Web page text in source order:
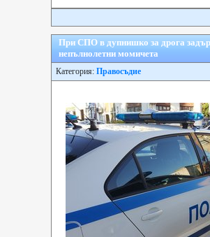
При СПО в дупнишко за дрога
непълнолетни момичета
Категория: Правосъдие